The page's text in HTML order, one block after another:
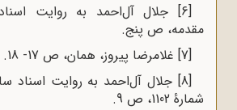
[6] جلال آل‌احمد به روایت
مقدمه، ص پنج.
[7] غلامرضا پیروز، همان، ص 17- 18.
[8] جلال آل‌احمد به روایت اسناد
شمارۀ 1102، ص 9.